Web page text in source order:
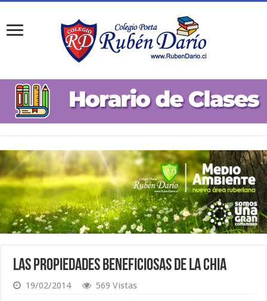
Las propiedades beneficiosas de la Chia
19/02/2014 569 Vistas